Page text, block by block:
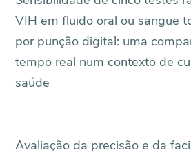
VIH em fluido oral ou sangue
por punção digital: uma
tempo real num contexto de
saúde
Avaliação da precisão e da